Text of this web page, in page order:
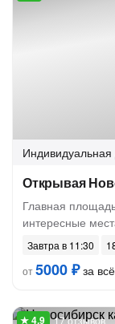
Индивидуальная
Открывая
Главная
интересные
Завтра в 11:30
от5000 ₽за
17 отзывов